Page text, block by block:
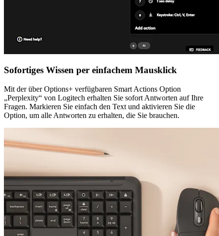
Sofortiges Wissen per einfachem Mausklick
Mit der über Options+ verfügbaren Smart Actions Option
„Perplexity“ von Logitech erhalten Sie sofort Antworten auf Ihre
Fragen. Markieren Sie einfach den Text und aktivieren Sie die
Option, um alle Antworten zu erhalten, die Sie brauchen.